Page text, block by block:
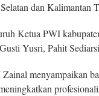
dan Kalimantan
Ketua PWI
Yusri, Pahit
menyampaikan